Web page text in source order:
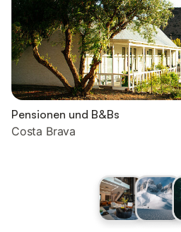
Pensionen und B&Bs
Costa Brava